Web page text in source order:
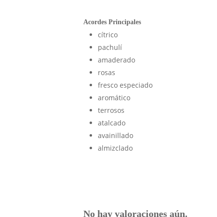
Acordes Principales
cítrico
pachulí
amaderado
rosas
fresco especiado
aromático
terrosos
atalcado
avainillado
almizclado
No hay valoraciones aún.